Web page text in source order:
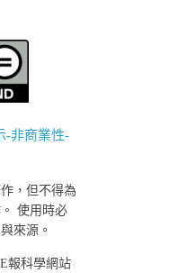
-非商業性-
，但不得為
使用時必
來源。
報科學網站